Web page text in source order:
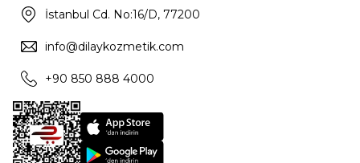
İstanbul Cd. No:16/D, 77200
info@dilaykozmetik.com
+90 850 888 4000